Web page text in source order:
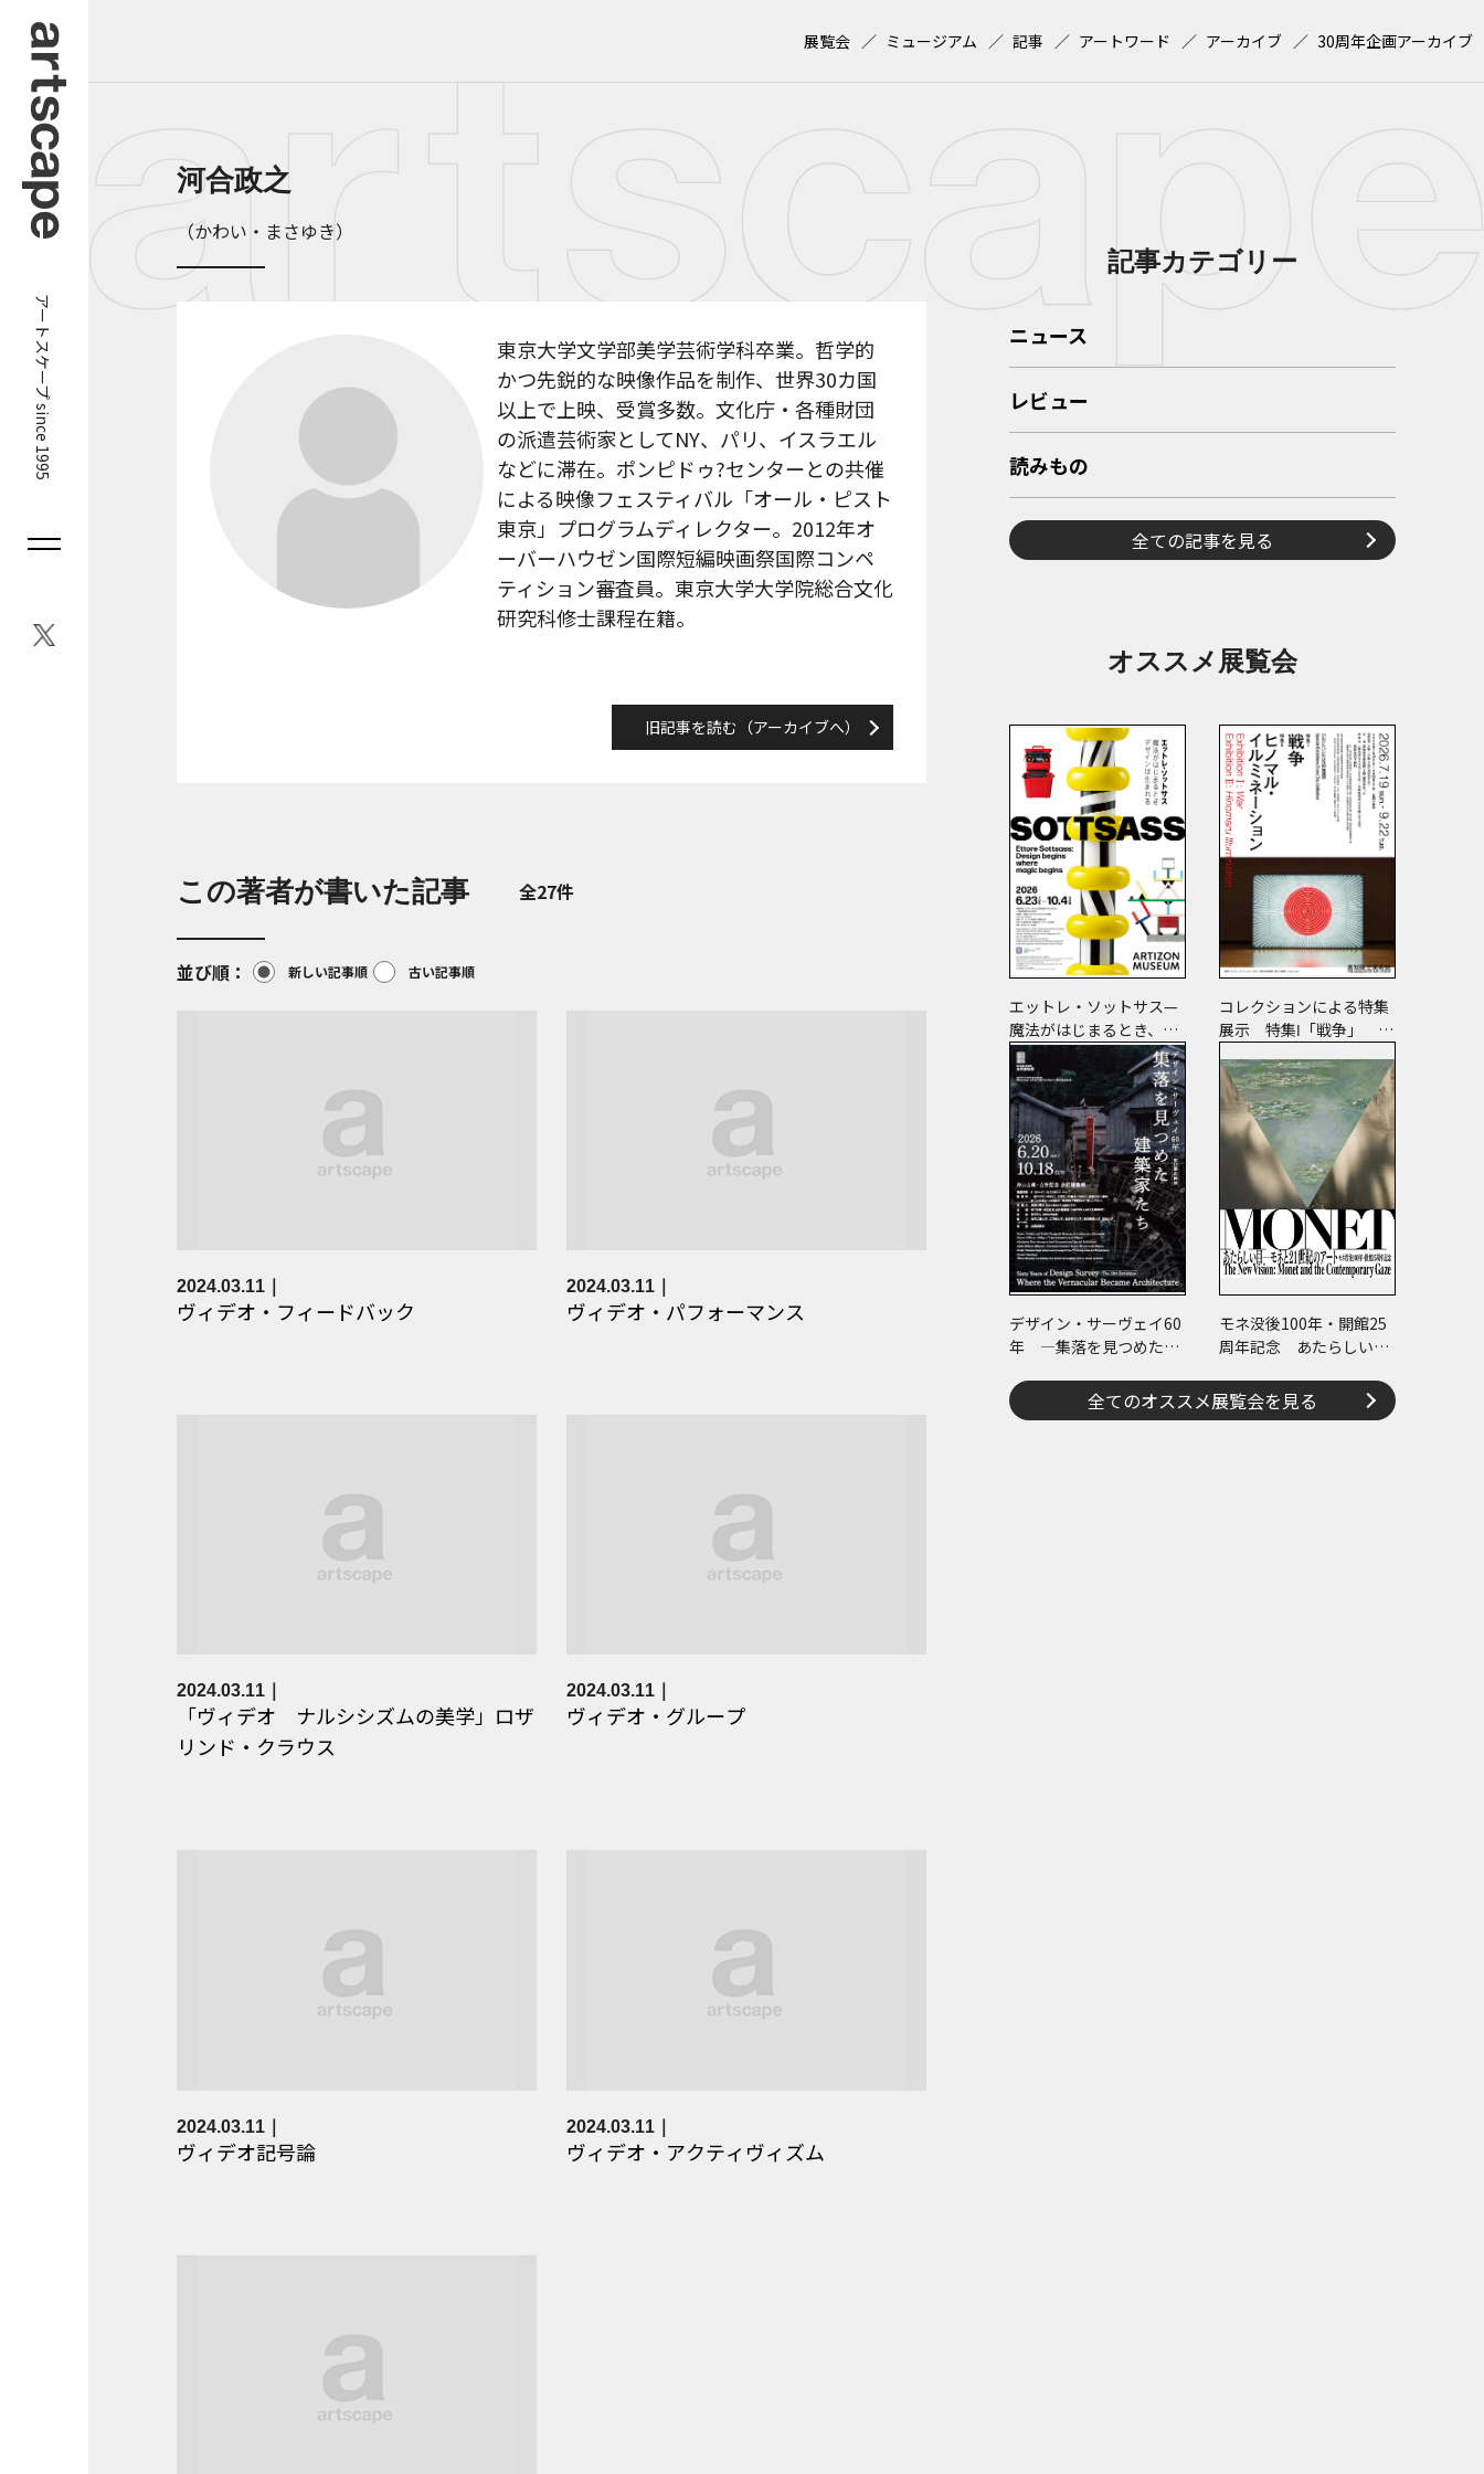
アートスケープ since 1995
展覧会 ミュージアム 記事 アートワード アーカイブ 30周年企画アーカイブ
河合政之
（かわい・まさゆき）
東京大学文学部美学芸術学科卒業。哲学的
かつ先鋭的な映像作品を制作、世界30カ国
以上で上映、受賞多数。文化庁・各種財団
の派遣芸術家としてNY、パリ、イスラエル
などに滞在。ポンピドゥ?センターとの共催
による映像フェスティバル「オール・ピスト
東京」プログラムディレクター。2012年オ
ーバーハウゼン国際短編映画祭国際コンペ
ティション審査員。東京大学大学院総合文化
研究科修士課程在籍。
旧記事を読む（アーカイブへ）
この著者が書いた記事 全27件
並び順 新しい記事順 古い記事順
2024.03.11
ヴィデオ・フィードバック
2024.03.11
ヴィデオ・パフォーマンス
2024.03.11
「ヴィデオ ナルシシズムの美学」ロザ
リンド・クラウス
2024.03.11
ヴィデオ・グループ
2024.03.11
ヴィデオ記号論
2024.03.11
ヴィデオ・アクティヴィズム
記事カテゴリー
ニュース
レビュー
読みもの
全ての記事を見る
オススメ展覧会
エットレ・ソットサス—
魔法がはじまるとき、デ
ザインは生まれる
コレクションによる特集
展示 特集Ⅰ「戦争」 特
ネーション」
デザイン・サーヴェイ60
年 ―集落を見つめた建
モネ没後100年・開館25
周年記念 あたらしい目
全てのオススメ展覧会を見る